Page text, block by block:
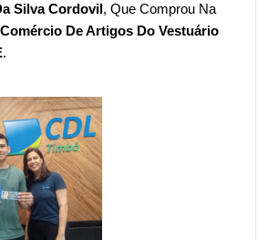
Silva Cordovil , Que Comprou Na
Comércio De Artigos Do Vestuário
.